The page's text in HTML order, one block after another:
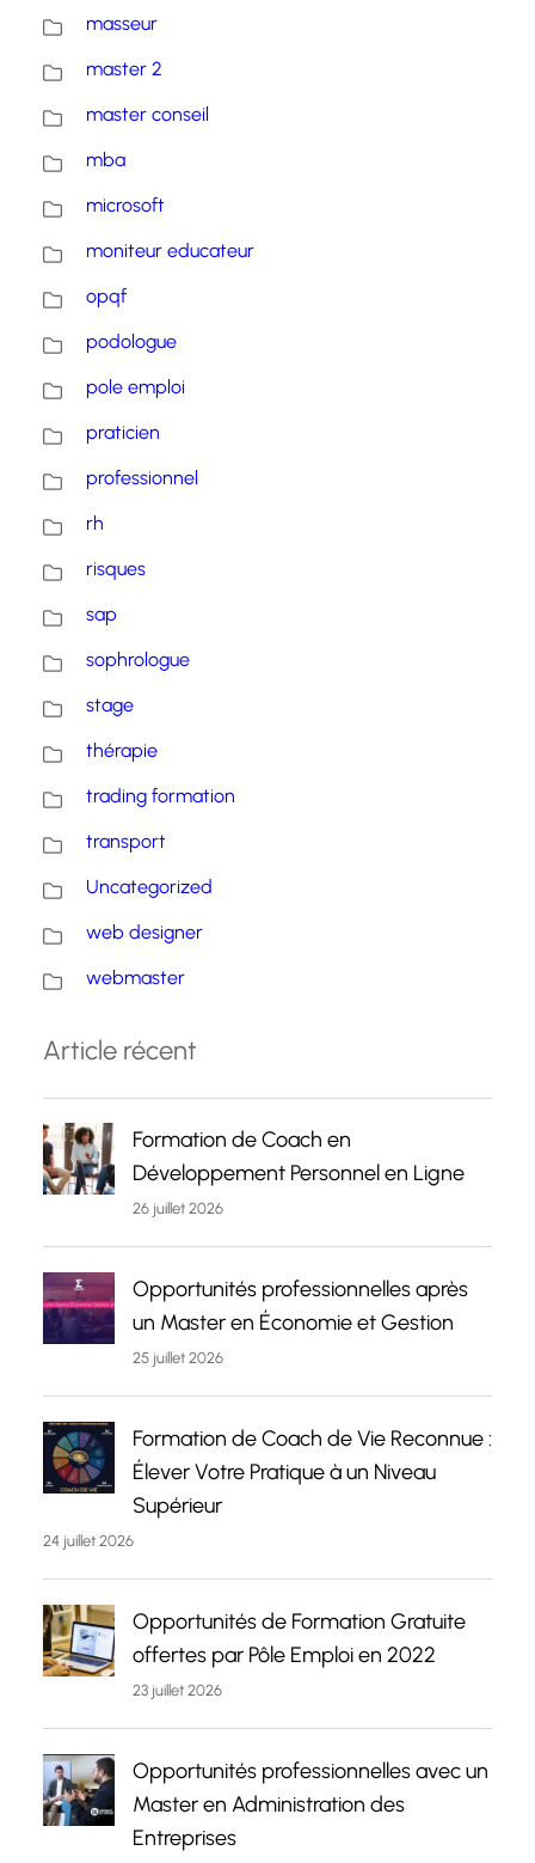
masseur
master 2
master conseil
mba
microsoft
moniteur educateur
opqf
podologue
pole emploi
praticien
professionnel
rh
risques
sap
sophrologue
stage
thérapie
trading formation
transport
Uncategorized
web designer
webmaster
Article récent
Formation de Coach en
Développement Personnel en Ligne
26 juillet 2026
Opportunités professionnelles après
un Master en Économie et Gestion
25 juillet 2026
Formation de Coach de Vie Reconnue :
Élever Votre Pratique à un Niveau
Supérieur
24 juillet 2026
Opportunités de Formation Gratuite
offertes par Pôle Emploi en 2022
23 juillet 2026
Opportunités professionnelles avec un
Master en Administration des
Entreprises